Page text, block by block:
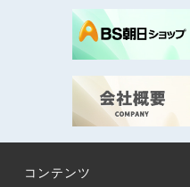
コンテンツ